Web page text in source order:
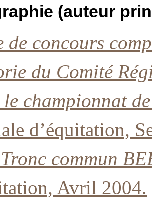
(auteur
de concours
du Comité
le championnat
d’équitation,
commun
Avril 2004.